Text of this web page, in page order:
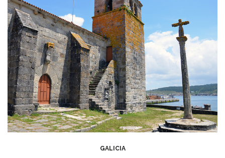
GALICIA